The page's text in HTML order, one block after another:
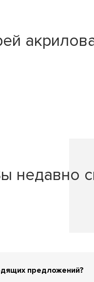
недавно
предложений?